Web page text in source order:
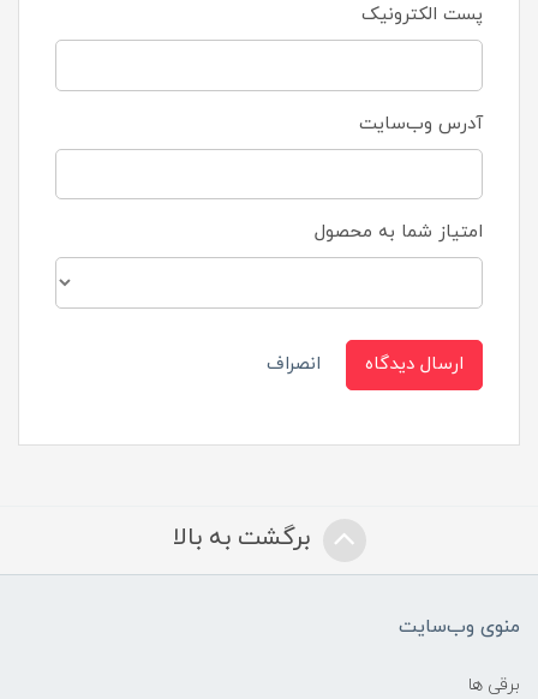
پست الکترونیک
آدرس وب‌سایت
امتیاز شما به محصول
ارسال دیدگاه انصراف
برگشت به بالا
منوی وب‌سایت
برقی ها